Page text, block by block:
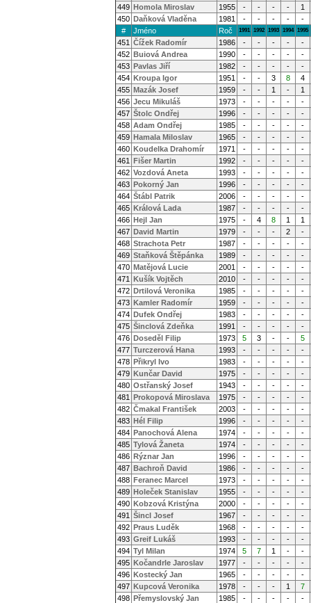
449 Homola Miroslav 1955 - - - -
1
450 Daňková Vladěna 1981 - - - -
-
#
Jméno Roč 1991 1992 1993 1994 1995
451 Čížek Radomír 1986 - - - -
-
452 Buiová Andrea 1990 - - - -
-
453 Pavlas Jiří 1982 - - - -
-
454 Kroupa Igor 1951 - - 3 8
4
455 Mazák Josef 1959 - - 1 -
1
456 Jecu Mikuláš 1973 - - - -
-
457 Štolc Ondřej 1996 - - - -
-
458 Adam Ondřej 1985 - - - -
-
459 Hamala Miloslav 1965 - - - -
-
460 Koudelka Drahomír 1971 - - - -
-
461 Fišer Martin 1992 - - - -
-
462 Vozdová Aneta 1993 - - - -
-
463 Pokorný Jan 1996 - - - -
-
464 Štábl Patrik 2006 - - - -
-
465 Králová Lada 1987 - - - -
-
466 Hejl Jan 1975 - 4 8 1
1
467 David Martin 1979 - - - 2
-
468 Strachota Petr 1987 - - - -
-
469 Staňková Štěpánka 1989 - - - -
-
470 Matějová Lucie 2001 - - - -
-
471 Kušík Vojtěch 2010 - - - -
-
472 Drtilová Veronika 1985 - - - -
-
473 Kamler Radomír 1959 - - - -
-
474 Dufek Ondřej 1983 - - - -
-
475 Šinclová Zdeňka 1991 - - - -
-
476 Doseděl Filip 1973 5 3 - -
5
477 Turczerová Hana 1993 - - - -
-
478 Přikryl Ivo 1983 - - - -
-
479 Kunčar David 1975 - - - -
-
480 Ostřanský Josef 1943 - - - -
-
481 Prokopová Miroslava 1975 - - - -
-
482 Čmakal František 2003 - - - -
-
483 Hél Filip 1996 - - - -
-
484 Panochová Alena 1974 - - - -
-
485 Tylová Žaneta 1974 - - - -
-
486 Rýznar Jan 1996 - - - -
-
487 Bachroň David 1986 - - - -
-
488 Feranec Marcel 1973 - - - -
-
489 Holeček Stanislav 1955 - - - -
-
490 Kobzová Kristýna 2000 - - - -
-
491 Šincl Josef 1967 - - - -
-
492 Praus Luděk 1968 - - - -
-
493 Greif Lukáš 1993 - - - -
-
494 Tyl Milan 1974 5 7 1 -
-
495 Kočandrle Jaroslav 1977 - - - -
-
496 Kostecký Jan 1965 - - - -
-
497 Kupcová Veronika 1978 - - - 1
7
498 Přemyslovský Jan 1985 - - - -
-